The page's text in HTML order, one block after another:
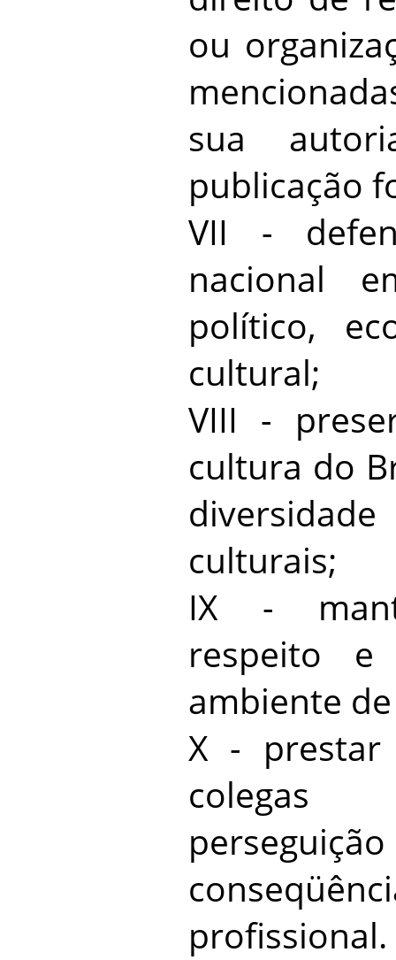
ou
sua
publicação
VII -
nacional
político,
cultural;
VIII -
cultura do
culturais;
IX -
respeito e
ambiente
X - prestar
profissional.